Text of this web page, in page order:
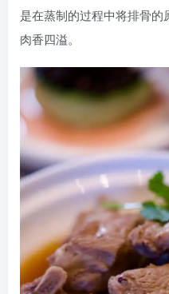
是在蒸制的过程中将排骨的
肉香四溢。